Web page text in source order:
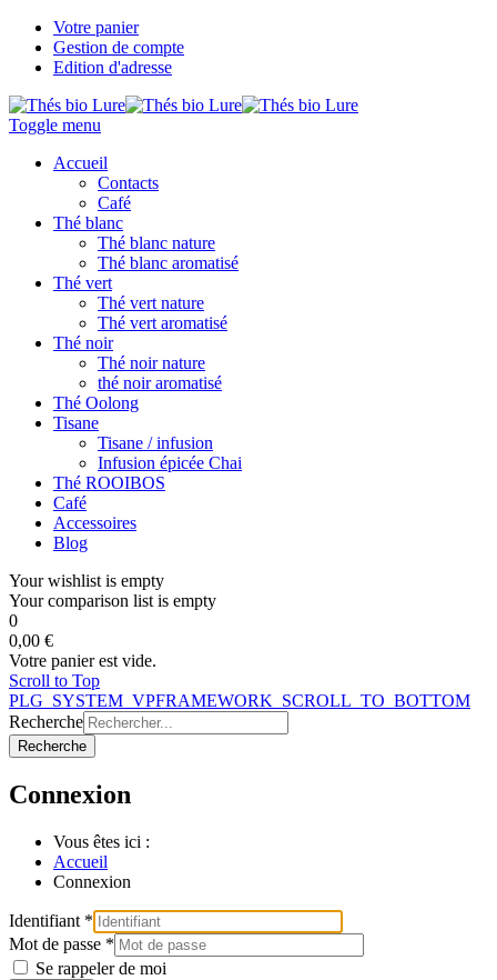
Votre panier
Gestion de compte
Edition d'adresse
Toggle menu
Accueil
Contacts
Café
Thé blanc
Thé blanc nature
Thé blanc aromatisé
Thé vert
Thé vert nature
Thé vert aromatisé
Thé noir
Thé noir nature
thé noir aromatisé
Thé Oolong
Tisane
Tisane / infusion
Infusion épicée Chai
Thé ROOIBOS
Café
Accessoires
Blog
Your wishlist is empty
Your comparison list is empty
0
0,00 €
Votre panier est vide.
Scroll to Top
PLG_SYSTEM_VPFRAMEWORK_SCROLL_TO_BOTTOM
Recherche
Recherche
Connexion
Vous êtes ici :
Accueil
Connexion
Identifiant *
Mot de passe *
Se rappeler de moi